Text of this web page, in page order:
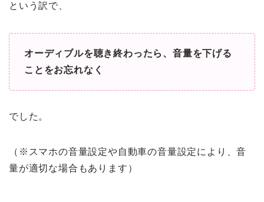
という訳で、
オーディブルを聴き終わったら、音量を下げる
ことをお忘れなく
でした。
（※スマホの音量設定や自動車の音量設定により、音
量が適切な場合もあります）